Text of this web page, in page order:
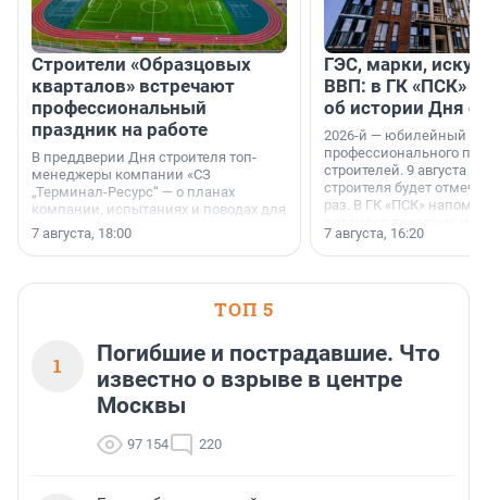
Строители «Образцовых
кварталов» встречают
профессиональный
праздник на работе
В преддверии Дня строителя топ-
менеджеры компании «СЗ
„Терминал-Ресурс“ — о планах
компании, испытаниях и поводах для
осторожного оптимизма.
7 августа, 18:00
ГЭС, марки,
ВВП: в ГК «ПСК»
об истории Дня
2026-й — юбилейный
профессионального
строителей. 9 августа
строителя будет
раз. В ГК «ПСК»
поменялась роль
7 августа, 16:20
ТОП 5
1
Погибшие и пострадавшие. Что
известно о взрыве в центре
Москвы
97 154 220